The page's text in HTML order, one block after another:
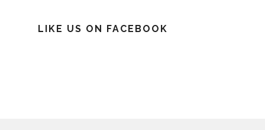
LIKE US ON FACEBOOK